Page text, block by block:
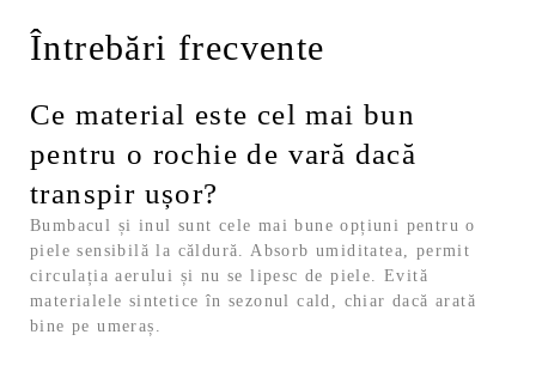
Întrebări frecvente
Ce material este cel mai bun
pentru o rochie de vară dacă
transpir ușor?
Bumbacul și inul sunt cele mai bune opțiuni pentru o
piele sensibilă la căldură. Absorb umiditatea, permit
circulația aerului și nu se lipesc de piele. Evită
materialele sintetice în sezonul cald, chiar dacă arată
bine pe umeraș.